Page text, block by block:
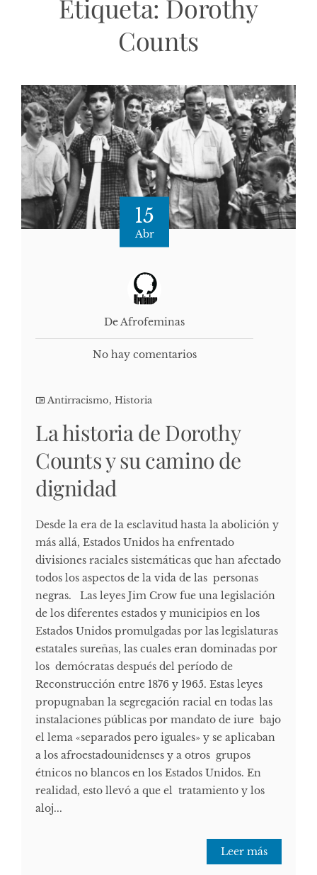
Etiqueta: Dorothy
Counts
15
Abr
De Afrofeminas
No hay comentarios
Antirracismo, Historia
La historia de Dorothy
Counts y su camino de
dignidad
Desde la era de la esclavitud hasta la abolición y
más allá, Estados Unidos ha enfrentado
divisiones raciales sistemáticas que han afectado
todos los aspectos de la vida de las personas
negras. Las leyes Jim Crow fue una legislación
de los diferentes estados y municipios en los
Estados Unidos promulgadas por las legislaturas
estatales sureñas, las cuales eran dominadas por
los demócratas después del período de
Reconstrucción entre 1876 y 1965. Estas leyes
propugnaban la segregación racial en todas las
instalaciones públicas por mandato de iure bajo
el lema «separados pero iguales» y se aplicaban
a los afroestadounidenses y a otros grupos
étnicos no blancos en los Estados Unidos. En
realidad, esto llevó a que el tratamiento y los
aloj...
Leer más